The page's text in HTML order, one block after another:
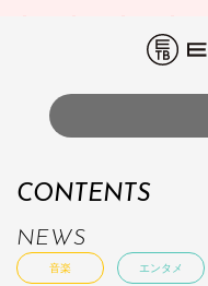
CONTENTS
NEWS
音楽 エンタメ